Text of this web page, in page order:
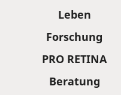
Leben
Forschung
PRO RETINA
Beratung